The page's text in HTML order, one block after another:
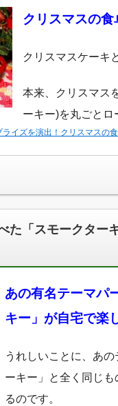
クリスマスの
クリスマスケーキ
本来、クリスマス
ーキー)を丸ごとロ
ライズを演出！クリスマス
た「スモークター
あの有名テーマパ
キー」が自宅で楽
うれしいことに、あ
ーキー」と全く同じ
るのです。